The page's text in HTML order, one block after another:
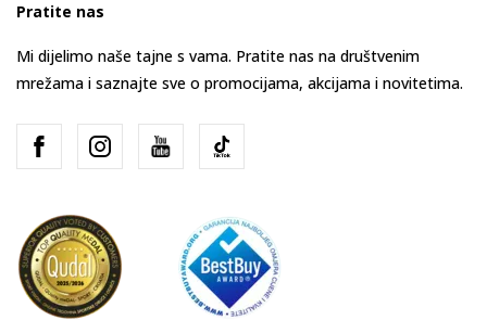
Pratite nas
Mi dijelimo naše tajne s vama. Pratite nas na društvenim
mrežama i saznajte sve o promocijama, akcijama i novitetima.